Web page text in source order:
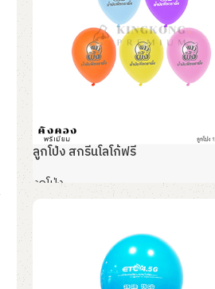
ลูกโป่ง สกรีนโลโก้ฟรี
ลูกโป่ง